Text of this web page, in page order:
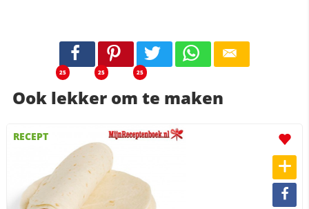
25 25 25
Ook lekker om te maken
RECEPT